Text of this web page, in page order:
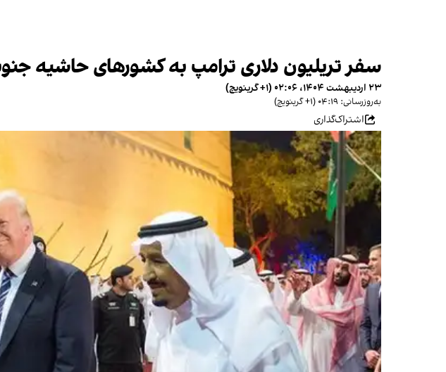
سفر تریلیون دلاری ترامپ به کشورهای حاشیه
۲۳ اردیبهشت ۱۴۰۴، ۰۲:۰۶ (‎+۱ گرینویچ)
به‌روزرسانی: ۰۴:۱۹ (‎+۱ گرینویچ)
اشتراک‌گذاری